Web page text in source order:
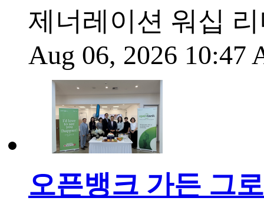
제너레이션 워십
Aug 06, 2026 10:47
오픈뱅크 가든 그